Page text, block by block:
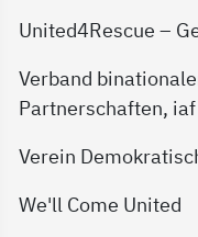
United4Rescue –
Verband
Partnerschaften, iaf
Verein
We'll Come United